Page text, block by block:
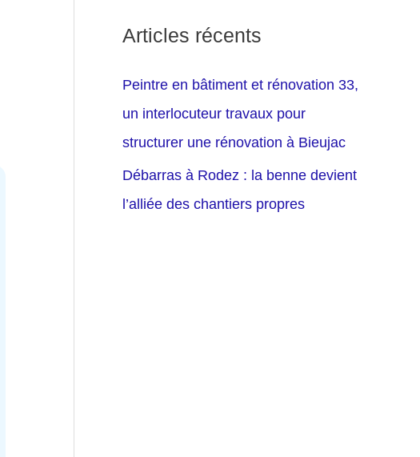
Articles récents
Peintre en bâtiment et rénovation 33,
un interlocuteur travaux pour
structurer une rénovation à Bieujac
Débarras à Rodez : la benne devient
l’alliée des chantiers propres